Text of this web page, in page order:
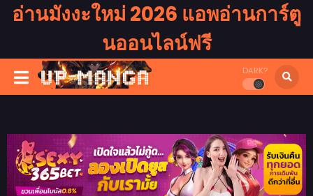
อ่านมังงะใหม่ 2026 แอพอ่านการ์ตู
นออนไลน์ฟรี
DARK?